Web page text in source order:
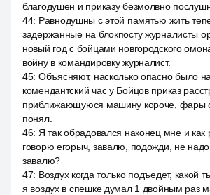
благодушен и приказу безмолвно
44: Равнодушны с этой памятью жить
задержанные на блокпосту журналисты
новый год с бойцами новгородского
войну в командировку журналист.
45: Объясняют, насколько опасно было
комендантский час у Бойцов приказ
приближающуюся машину короче, фары
понял.
46: Я так обрадовался наконец мне и как
говорю егорыч, завалю, подожди, не надо
завалю?
47: Воздух когда только подъедет, какой
я воздух в спешке думал 1 двойным раз